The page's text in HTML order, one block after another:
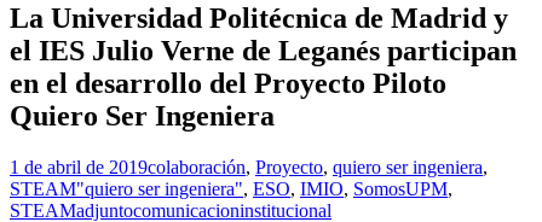
La Universidad Politécnica de Madrid y
el IES Julio Verne de Leganés participan
en el desarrollo del Proyecto Piloto
Quiero Ser Ingeniera
1 de abril de 2019colaboración, Proyecto, quiero ser ingeniera,
STEAM"quiero ser ingeniera", ESO, IMIO, SomosUPM,
STEAMadjuntocomunicacioninstitucional